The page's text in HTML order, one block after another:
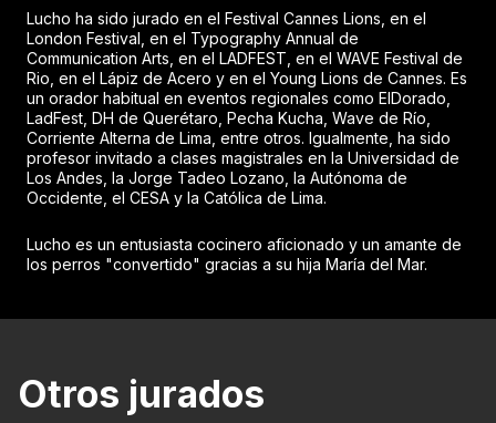
Lucho ha sido jurado en el Festival Cannes Lions, en el
London Festival, en el Typography Annual de
Communication Arts, en el LADFEST, en el WAVE Festival de
Rio, en el Lápiz de Acero y en el Young Lions de Cannes. Es
un orador habitual en eventos regionales como ElDorado,
LadFest, DH de Querétaro, Pecha Kucha, Wave de Río,
Corriente Alterna de Lima, entre otros. Igualmente, ha sido
profesor invitado a clases magistrales en la Universidad de
Los Andes, la Jorge Tadeo Lozano, la Autónoma de
Occidente, el CESA y la Católica de Lima.
Lucho es un entusiasta cocinero aficionado y un amante de
los perros "convertido" gracias a su hija María del Mar.
Otros jurados